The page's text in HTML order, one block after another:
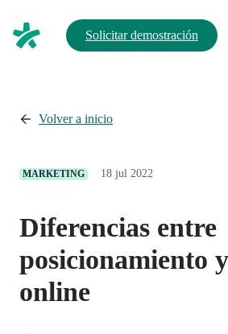
Solicitar demostración
Volver a inicio
MARKETING 18 jul 2022
Diferencias entre
posicionamiento
online